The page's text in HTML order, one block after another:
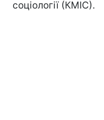
соціології (КМІС).